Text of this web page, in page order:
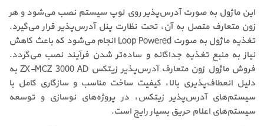
این ماژول به صورت آدرس‌پذیر روی لوپ سیستم نصب می‌شود و هر
زون متعارف متصل به آن، تحت نظارت پنل آدرس‌پذیر قرار می‌گیرد.
تغذیه ماژول به صورت Loop Powered انجام می‌شود که باعث کاهش
نیاز به منبع تغذیه جداگانه و ساده‌تر شدن فرآیند نصب می‌گردد.
فروش ماژول زون متعارف آدرس‌پذیر زیتکس ZX-MCZ 3000 AD به
دلیل انعطاف‌پذیری بالا، کیفیت ساخت مناسب و سازگاری کامل با
سیستم‌های آدرس‌پذیر زیتکس، در پروژه‌های نوسازی و توسعه
سیستم‌های اعلام حریق بسیار رایج است.